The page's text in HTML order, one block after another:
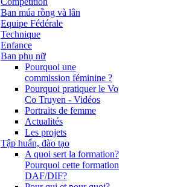
Ban múa rồng và lân
Equipe Fédérale
Technique
Enfance
Ban phụ nữ
Pourquoi une
commission féminine ?
Pourquoi pratiquer le Vo
Co Truyen - Vidéos
Portraits de femme
Actualités
Les projets
Tập huấn, đào tạo
A quoi sert la formation?
Pourquoi cette formation
DAF/DIF?